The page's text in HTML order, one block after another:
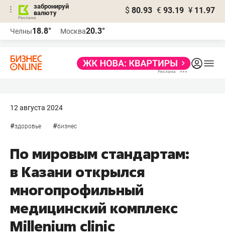
забронируй
валюту
$ 80.93 € 93.19 ¥ 11.97
Челны18.8° Москва20.3°
12 августа 2024
#здоровье #бизнес
По мировым стандартам:
в Казани открылся
многопрофильный
медицинский комплекс
Millenium clinic